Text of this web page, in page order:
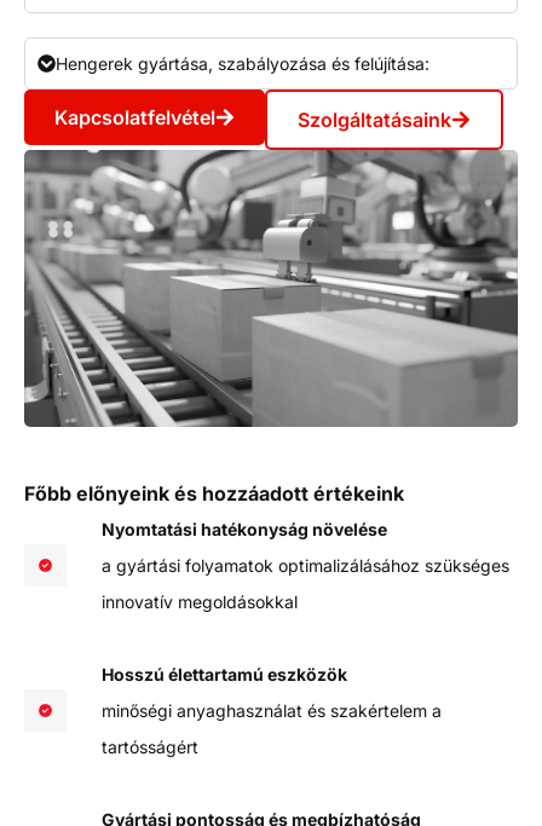
Hengerek gyártása, szabályozása és felújítása:
Kapcsolatfelvétel Szolgáltatásaink
Főbb előnyeink és hozzáadott értékeink
Nyomtatási hatékonyság növelése
a gyártási folyamatok optimalizálásához szükséges
innovatív megoldásokkal
Hosszú élettartamú eszközök
minőségi anyaghasználat és szakértelem a
tartósságért
Gyártási pontosság és megbízhatóság